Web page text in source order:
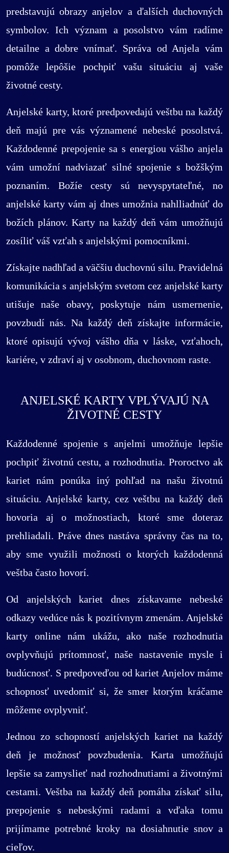
predstavujú obrazy anjelov a ďalších duchovných
symbolov. Ich význam a posolstvo vám radíme
detailne a dobre vnímať. Správa od Anjela vám
pomôže lepôšie pochpiť vašu situáciu aj vaše
životné cesty.
Anjelské karty, ktoré predpovedajú veštbu na každý
deň majú pre vás významené nebeské posolstvá.
Každodenné prepojenie sa s energiou vášho anjela
vám umožní nadviazať silné spojenie s božškým
poznaním. Božíe cesty sú nevyspytateľné, no
anjelské karty vám aj dnes umožnia nahlliadnúť do
božích plánov. Karty na každý deň vám umožňujú
zosíliť váš vzťah s anjelskými pomocníkmi.
Získajte nadhľad a väčšiu duchovnú silu. Pravidelná
komunikácia s anjelským svetom cez anjelské karty
utišuje naše obavy, poskytuje nám usmernenie,
povzbudí nás. Na každý deň získajte informácie,
ktoré opisujú vývoj vášho dňa v láske, vzťahoch,
kariére, v zdraví aj v osobnom, duchovnom raste.
ANJELSKÉ KARTY VPLÝVAJÚ NA
ŽIVOTNÉ CESTY
Každodenné spojenie s anjelmi umožňuje lepšie
pochpiť životnú cestu, a rozhodnutia. Proroctvo ak
kariet nám ponúka iný pohľad na našu životnú
situáciu. Anjelské karty, cez veštbu na každý deň
hovoria aj o možnostiach, ktoré sme doteraz
prehliadali. Práve dnes nastáva správny čas na to,
aby sme využili možnosti o ktorých každodenná
veštba často hovorí.
Od anjelských kariet dnes získavame nebeské
odkazy vedúce nás k pozitívnym zmenám. Anjelské
karty online nám ukážu, ako naše rozhodnutia
ovplyvňujú prítomnosť, naše nastavenie mysle i
budúcnosť. S predpoveďou od kariet Anjelov máme
schopnosť uvedomiť si, že smer ktorým kráčame
môžeme ovplyvniť.
Jednou zo schopností anjelských kariet na každý
deň je možnosť povzbudenia. Karta umožňujú
lepšie sa zamyslieť nad rozhodnutiami a životnými
cestami. Veštba na každý deň pomáha získať silu,
prepojenie s nebeskými radami a vďaka tomu
prijímame potrebné kroky na dosiahnutie snov a
cieľov.